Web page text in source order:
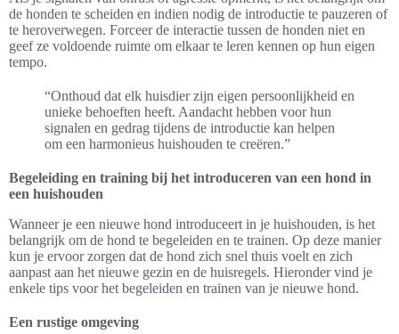
de honden te scheiden en indien nodig de introductie te pauzeren of
te heroverwegen. Forceer de interactie tussen de honden niet en
geef ze voldoende ruimte om elkaar te leren kennen op hun eigen
tempo.
“Onthoud dat elk huisdier zijn eigen persoonlijkheid en
unieke behoeften heeft. Aandacht hebben voor hun
signalen en gedrag tijdens de introductie kan helpen
om een harmonieus huishouden te creëren.”
Begeleiding en training bij het introduceren van een hond in
een huishouden
Wanneer je een nieuwe hond introduceert in je huishouden, is het
belangrijk om de hond te begeleiden en te trainen. Op deze manier
kun je ervoor zorgen dat de hond zich snel thuis voelt en zich
aanpast aan het nieuwe gezin en de huisregels. Hieronder vind je
enkele tips voor het begeleiden en trainen van je nieuwe hond.
Een rustige omgeving